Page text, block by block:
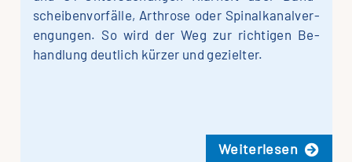
scheiben­vor­fälle, Arthro­se oder Spinal­kanal­ver­
engungen. So wird der Weg zur rich­ti­gen Be­
handlung deut­lich kür­zer und gezielter.
Wei­ter­le­sen